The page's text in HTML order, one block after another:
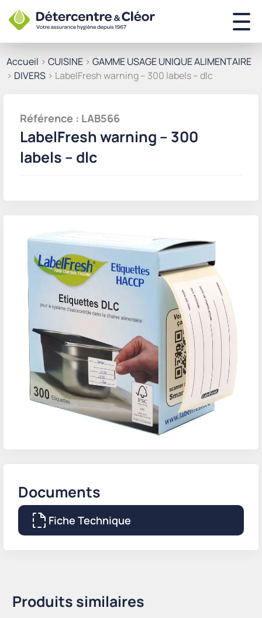
Accueil > CUISINE > GAMME USAGE UNIQUE ALIMENTAIRE
> DIVERS > LabelFresh warning – 300 labels – dlc
Documents
Fiche Technique
Référence : LAB566
LabelFresh warning – 300
labels – dlc
Produits similaires